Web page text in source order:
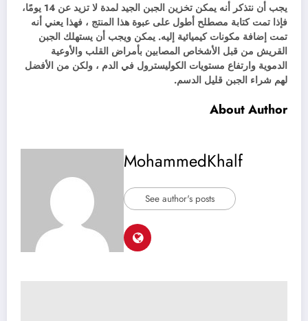
يجب أن نتذكر أنه يمكن تخزين الجبن الجيد لمدة لا تزيد عن 14 يومًا،
فإذا تمت كتابة مصطلح أطول على عبوة هذا المنتج ، فهذا يعني أنه
تمت إضافة مكونات كيميائية إليه. يمكن ويجب أن يستهلك الجبن
القريش من قبل الأشخاص المصابين بأمراض القلب والأوعية
الدموية وارتفاع مستويات الكوليسترول في الدم ، ولكن من الأفضل
لهم شراء الجبن قليل الدسم.
About Author
MohammedKhalf
See author's posts